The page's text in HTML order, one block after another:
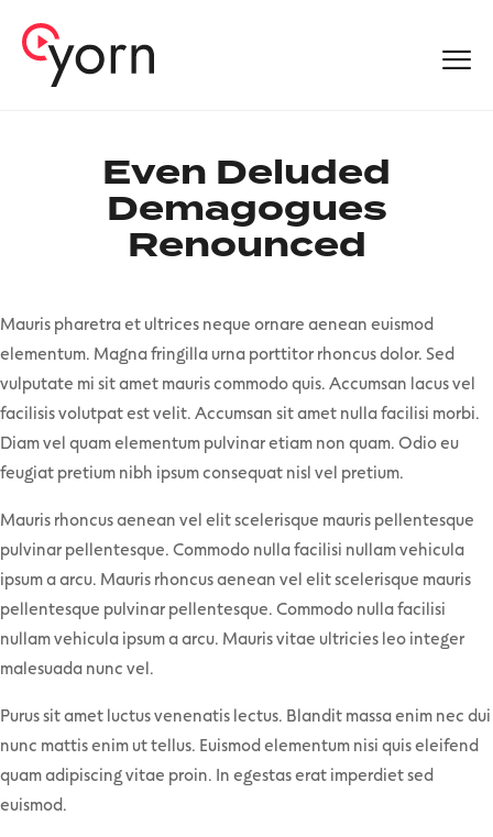
Even Deluded
Demagogues
Renounced
Mauris pharetra et ultrices neque ornare aenean euismod
elementum. Magna fringilla urna porttitor rhoncus dolor. Sed
vulputate mi sit amet mauris commodo quis. Accumsan lacus vel
facilisis volutpat est velit. Accumsan sit amet nulla facilisi morbi.
Diam vel quam elementum pulvinar etiam non quam. Odio eu
feugiat pretium nibh ipsum consequat nisl vel pretium.
Mauris rhoncus aenean vel elit scelerisque mauris pellentesque
pulvinar pellentesque. Commodo nulla facilisi nullam vehicula
ipsum a arcu. Mauris rhoncus aenean vel elit scelerisque mauris
pellentesque pulvinar pellentesque. Commodo nulla facilisi
nullam vehicula ipsum a arcu. Mauris vitae ultricies leo integer
malesuada nunc vel.
Purus sit amet luctus venenatis lectus. Blandit massa enim nec dui
nunc mattis enim ut tellus. Euismod elementum nisi quis eleifend
quam adipiscing vitae proin. In egestas erat imperdiet sed
euismod.